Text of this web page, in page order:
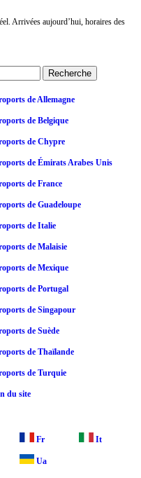
Arrivées aujourd’hui, horaires des
de Allemagne
de Belgique
de Chypre
de Émirats Arabes Unis
de France
de Guadeloupe
de Italie
de Malaisie
de Mexique
de Portugal
de Singapour
de Suède
de Thaïlande
de Turquie
du site
Fr It
Ua